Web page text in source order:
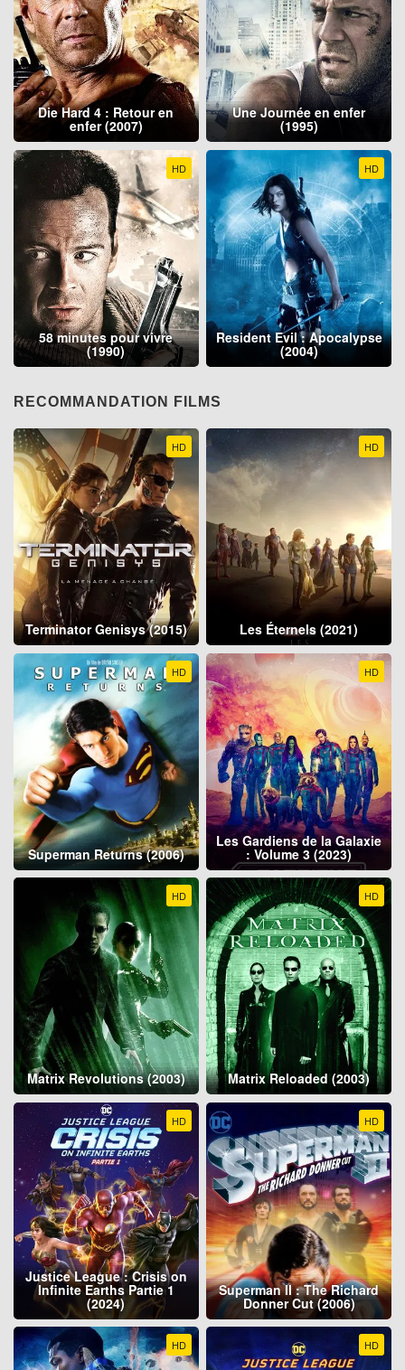
Die Hard 4 : Retour en
enfer (2007)
Une Journée en enfer
(1995)
HD
58 minutes pour vivre
(1990)
HD
Resident Evil : Apocalypse
(2004)
RECOMMANDATION FILMS
HD
Terminator Genisys (2015)
HD
Les Éternels (2021)
HD
Superman Returns (2006)
HD
Les Gardiens de la Galaxie
: Volume 3 (2023)
HD
Matrix Revolutions (2003)
HD
Matrix Reloaded (2003)
HD
Justice League : Crisis on
Infinite Earths Partie 1
(2024)
HD
Superman II : The Richard
Donner Cut (2006)
HD HD